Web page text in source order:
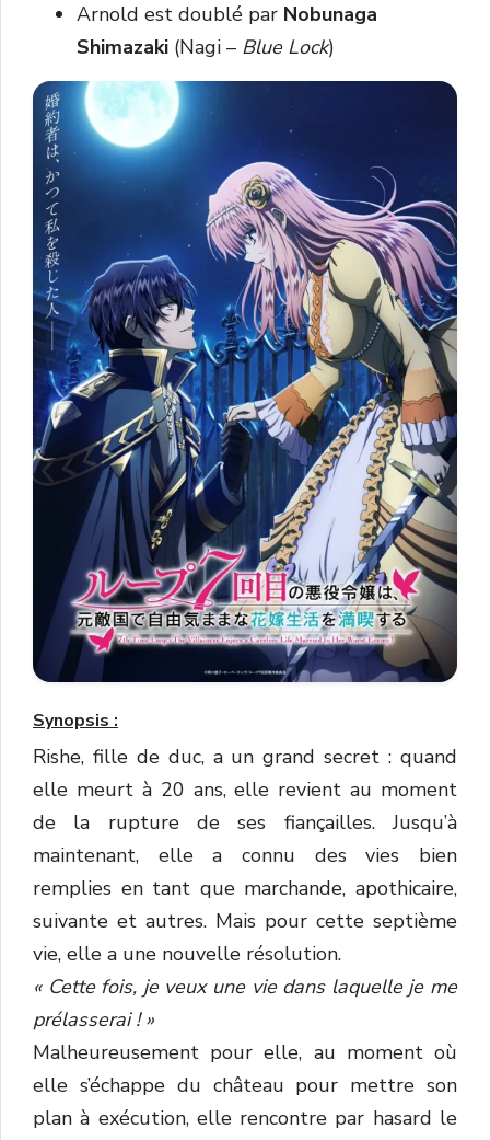
Arnold est doublé par Nobunaga
Shimazaki (Nagi – Blue Lock)
Synopsis :
Rishe, fille de duc, a un grand secret : quand
elle meurt à 20 ans, elle revient au moment
de la rupture de ses fiançailles. Jusqu’à
maintenant, elle a connu des vies bien
remplies en tant que marchande, apothicaire,
suivante et autres. Mais pour cette septième
vie, elle a une nouvelle résolution.
« Cette fois, je veux une vie dans laquelle je me
prélasserai ! »
Malheureusement pour elle, au moment où
elle s’échappe du château pour mettre son
plan à exécution, elle rencontre par hasard le